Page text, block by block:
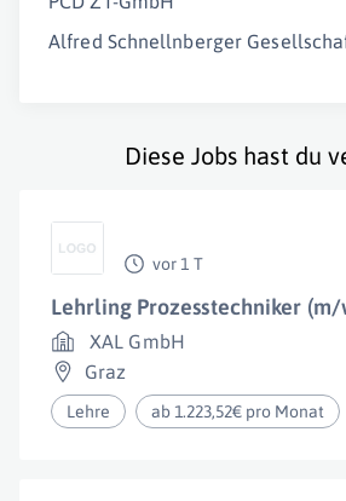
Alfred Schnellnberger
Diese Jobs hast du
vor 1 T
Lehrling Prozesstechniker
XAL GmbH
Graz
Lehre ab 1.223,52€ pro Monat